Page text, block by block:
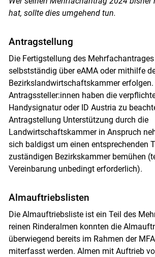
hat, sollte dies umgehend tun.
Antragstellung
Die Fertigstellung des
selbstständig über eAMA oder mithilfe
Bezirkslandwirtschaftskammer
Antragssteller:innen haben die
Handysignatur oder ID Austria zu
Antragstellung Unterstützung durch die
Landwirtschaftskammer in Anspruch
sich baldigst um einen entsprechenden
zuständigen Bezirkskammer bemühen
Vereinbarung unbedingt erforderlich).
Almauftriebslisten
Die Almauftriebsliste ist ein Teil des
reinen Rinderalmen konnten die
überwiegend bereits im Rahmen der
miterfasst werden. Almen mit Auftrieb